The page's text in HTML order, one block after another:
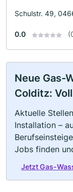
Schulstr. 49,
0.0
Neue Gas-
Colditz:
Aktuelle
Installation –
Jobs finden
Jetzt Gas-